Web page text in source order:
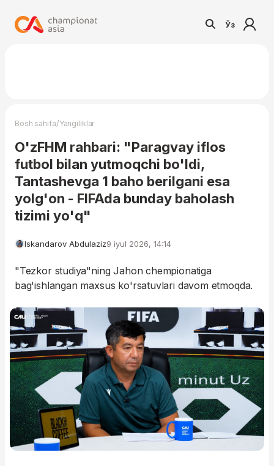
Ўз
Bosh sahifa/Yangiliklar
O'zFHM rahbari: "Paragvay iflos
futbol bilan yutmoqchi bo'ldi,
Tantashevga 1 baho berilgani esa
yolg'on - FIFAda bunday baholash
tizimi yo'q"
Iskandarov Abdulaziz9 iyul 2026, 14:14
"Tezkor studiya"ning Jahon chempionatiga
bag'ishlangan maxsus ko'rsatuvlari davom etmoqda.